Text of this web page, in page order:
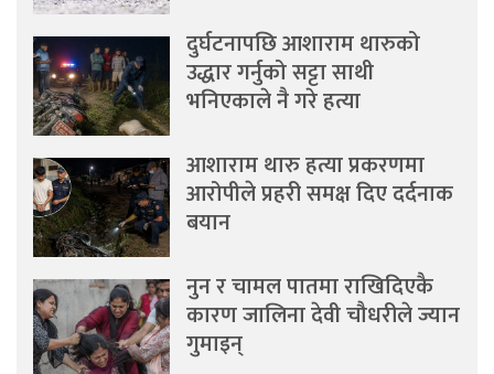
दुर्घटनापछि आशाराम थारुको
उद्धार गर्नुको सट्टा साथी
भनिएकाले नै गरे हत्या
आशाराम थारु हत्या प्रकरणमा
आरोपीले प्रहरी समक्ष दिए दर्दनाक
बयान
नुन र चामल पातमा राखिदिएकै
कारण जालिना देवी चौधरीले ज्यान
गुमाइन्